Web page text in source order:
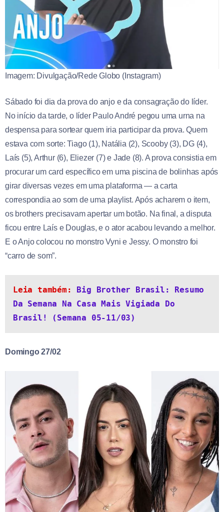
Imagem: Divulgação/Rede Globo (Instagram)
Sábado foi dia da prova do anjo e da consagração do líder.
No início da tarde, o líder Paulo André pegou uma urna na
despensa para sortear quem iria participar da prova. Quem
estava com sorte: Tiago (1), Natália (2), Scooby (3), DG (4),
Laís (5), Arthur (6), Eliezer (7) e Jade (8). A prova consistia em
procurar um card específico em uma piscina de bolinhas após
girar diversas vezes em uma plataforma — a carta
correspondia ao som de uma playlist. Após acharem o item,
os brothers precisavam apertar um botão. Na final, a disputa
ficou entre Laís e Douglas, e o ator acabou levando a melhor.
E o Anjo colocou no monstro Vyni e Jessy. O monstro foi
“carro de som”.
Leia também:
Big Brother Brasil: Resumo
Da Semana Na Casa Mais Vigiada Do
Brasil! (Semana 05-11/03)
Domingo 27/02